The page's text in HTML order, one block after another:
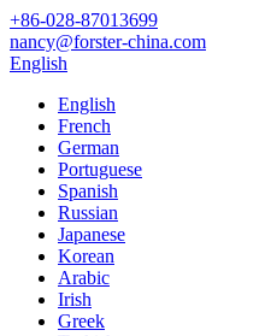
+86-028-87013699
nancy@forster-china.com
English
English
French
German
Portuguese
Spanish
Russian
Japanese
Korean
Arabic
Irish
Greek